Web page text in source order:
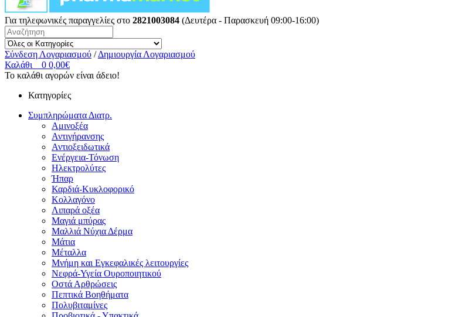
Για τηλεφωνικές παραγγελίες στο 2821003084 (Δευτέρα - Παρασκευή 09:00-16:00)
Σύνδεση Λογαριασμού / Δημιουργία Λογαριασμού
Καλάθι
0 0,00€
Το καλάθι αγορών είναι άδειο!
Κατηγορίες
Συμπληρώματα Διατρ.
Αμινοξέα
Αντιγήρανσης
Αντιοξειδωτικά
Ενέργεια-Τόνωση
Ηλεκτρολύτες
Ήπαρ
Καρδιά-Κυκλοφορικό
Κολλαγόνο
Λιπαρά οξέα
Μαγιά μπύρας
Μαλλιά Νύχια Δέρμα
Μάτια
Μέταλλα
Μνήμη και Εγκεφαλικές λειτουργίες
Νεφρά-Υγεία Ουροποιητικού
Οστά Αρθρώσεις
Πεπτικά Βοηθήματα
Πολυβιταμίνες